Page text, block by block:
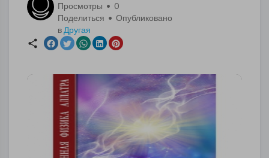
Просмотры • 0
Поделиться • Опубликовано
в Другая